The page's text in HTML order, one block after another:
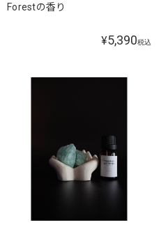
Forestの香り
¥5,390税込